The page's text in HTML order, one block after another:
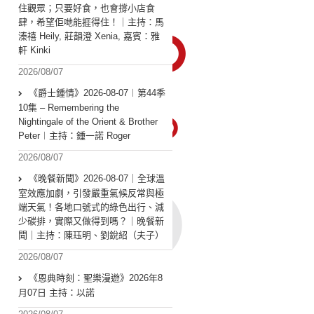
住觀眾；只要好食，也會撐小店食
肆，希望佢哋能捱得住！｜主持：馬
溱禧 Heily, 莊韻澄 Xenia, 嘉賓：雅
軒 Kinki
2026/08/07
《爵士鍾情》2026-08-07︱第44季
10集 – Remembering the
Nightingale of the Orient & Brother
Peter︱主持：鍾一諾 Roger
2026/08/07
《晚餐新聞》2026-08-07｜全球溫
室效應加劇，引發嚴重氣候反常與極
端天氣！各地口號式的綠色出行、減
少碳排，實際又做得到嗎？｜晚餐新
聞｜主持：陳珏明、劉銳紹（夫子）
2026/08/07
《恩典時刻：聖樂漫遊》2026年8
月07日 主持：以諾